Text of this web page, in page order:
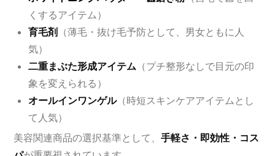
くするアイテム）
育毛剤
（薄毛・抜け毛予防として、男女ともに人
気）
二重まぶた形成アイテム （プチ整形なしで目元の印
象を変えられる）
オールインワンゲル（時短スキンケアアイテムとし
て人気）
美容関連商品の選択基準として、手軽さ・即効性・コス